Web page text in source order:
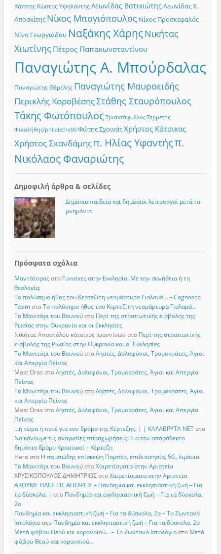
Κάππας Κώστας Υψηλάντης Λεωνίδας ΒατικιώτηςΛεωνίδας Χ.
Αποσκίτης Νίκος Μπογιόπουλος Νίκος Προσκεφαλάς
Νίνα Γεωργιάδου Ναξάκης ΧάρηςΝικήτας
Χιωτίνης Πέτρος Παπακωνσταντίνου
Παναγιώτης Α. Μπούρδαλας
Παναγιώτης Θέμελης Παναγιώτης Μαυροειδής
Περικλής ΚοροβέσηςΣτάθης Σταυρόπουλος
Τάκης Φωτόπουλος Τριαντάφυλλος Σερμέτης
Φιλαλήθης/philalethe00 Φώτης ΣχοινάςΧρήστος Κάτσικας
Χρήστος Σκανδάμηςπ. Ηλίας Υφαντήςπ.
Νικόλαος Φαναριώτης
Δημοφιλή άρθρα & σελίδες
Δημόσια παιδεία και δημόσιοι λειτουργοί μετά τα
μνημόνια
Πρόσφατα σχόλια
Μαντάτοραςστο Γυναίκες στην Εκκλησία: Με την συνήθεια ή τη
θεολογία;
Το πολύσημο ήθος του Κερτεζίτη νεομάρτυρα Γιαλαμά… – Cognosco
TeamστοΤο πολύσημο ήθος του Κερτεζίτη νεομάρτυρα Γιαλαμά…
Το Μανιτάρι του Βουνούστο Περί της στρατιωτικής εισβολής της
Ρωσίας στην Ουκρανία και οι Εκκλησίες
Νικήτας Αποστόλου κάτοικος Ιωαννίνων στο Περί της στρατιωτικής
εισβολής της Ρωσίας στην Ουκρανία και οι Εκκλησίες
Το Μανιτάρι του ΒουνούστοΛηστές, Δολοφόνοι, Τρομοκράτες, Άγιοι
και Απεργία Πείνας
Mast Oras στοΛηστές, Δολοφόνοι, Τρομοκράτες, Άγιοι και Απεργία
Πείνας
Το Μανιτάρι του ΒουνούστοΛηστές, Δολοφόνοι, Τρομοκράτες, Άγιοι
και Απεργία Πείνας
Mast Oras στοΛηστές, Δολοφόνοι, Τρομοκράτες, Άγιοι και Απεργία
Πείνας
…ή τώρα ή ποτέ για τον δρόμο της Κέρτεζης. | | ΚΑΛΑΒΡΥΤΑ ΝΕΤστο
Να κάνουμε τις αναγκαίες παραχωρήσεις: Για τον απαράδεκτο
δημόσιο δρόμο Κραστικοί – Κέρτεζη
Hera στο Η πομπώδης επίσκεψη Πομπέο, επιδιαιτησία, 5G, λιμάνια
Το Μανιτάρι του ΒουνούστοΧαιρετίσματα στην Αριστεία
ΧΡΥΣΙΚΟΠΟΥΛΟΣ ΔΗΜΗΤΡΙΟΣστοΧαιρετίσματα στην Αριστεία
ΑΚΟΥΜΕ ΟΛΕΣ ΤΙΣ ΑΠΟΨΕΙΣ – Πανδημία και εκκλησιαστική ζωή – Για
τα δύσκολα. | στο Πανδημία και εκκλησιαστική ζωή – Για τα δύσκολα,
2ο
Πανδημία και εκκλησιαστική ζωή – Για τα δύσκολα, 2ο – Το Zωντανό
Iστολόγιοστο Πανδημία και εκκλησιαστική ζωή – Για τα δύσκολα, 2ο
Μετά φόβου Θεού και κορονοϊού… – Το Zωντανό Iστολόγιοστο Μετά
φόβου Θεού και κορονοϊού…